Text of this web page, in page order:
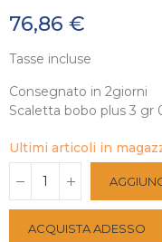
76,86 €
Tasse incluse
Consegnato in 2giorni
Scaletta bobo plus 3 gr
Ultimi articoli in
ACQUISTA ADESSO